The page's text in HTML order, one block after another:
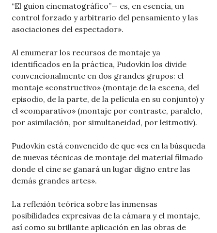
“El guion cinematográfico”— es, en esencia, un
control forzado y arbitrario del pensamiento y las
asociaciones del espectador».
Al enumerar los recursos de montaje ya
identificados en la práctica, Pudovkin los divide
convencionalmente en dos grandes grupos: el
montaje «constructivo» (montaje de la escena, del
episodio, de la parte, de la película en su conjunto) y
el «comparativo» (montaje por contraste, paralelo,
por asimilación, por simultaneidad, por leitmotiv).
Pudovkin está convencido de que «es en la búsqueda
de nuevas técnicas de montaje del material filmado
donde el cine se ganará un lugar digno entre las
demás grandes artes».
La reflexión teórica sobre las inmensas
posibilidades expresivas de la cámara y el montaje,
así como su brillante aplicación en las obras de